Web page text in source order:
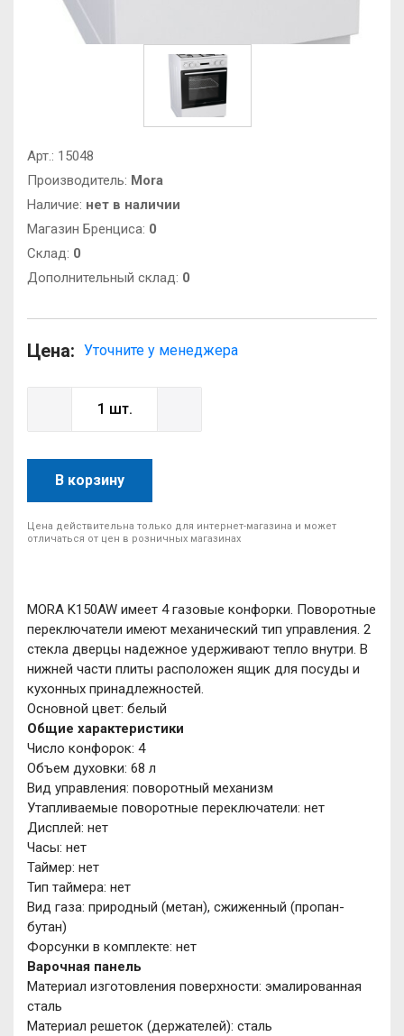
Арт.: 15048
Производитель: Mora
Наличие: нет в наличии
Магазин Бренциса: 0
Cклад: 0
Дополнительный склад: 0
Цена: Уточните у менеджера
В корзину
Цена действительна только для интернет-магазина и может
отличаться от цен в розничных магазинах
MORA K150AW имеет 4 газовые конфорки. Поворотные
переключатели имеют механический тип управления. 2
стекла дверцы надежное удерживают тепло внутри. В
нижней части плиты расположен ящик для посуды и
кухонных принадлежностей.
Основной цвет: белый
Общие характеристики
Число конфорок: 4
Объем духовки: 68 л
Вид управления: поворотный механизм
Утапливаемые поворотные переключатели: нет
Дисплей: нет
Часы: нет
Таймер: нет
Тип таймера: нет
Вид газа: природный (метан), сжиженный (пропан-
бутан)
Форсунки в комплекте: нет
Варочная панель
Материал изготовления поверхности: эмалированная
сталь
Материал решеток (держателей): сталь